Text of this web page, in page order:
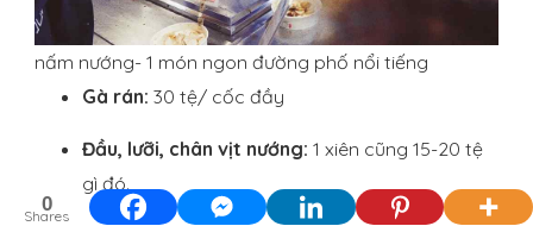
nấm nướng- 1 món ngon đường phố nổi tiếng
Gà rán: 30 tệ/ cốc đầy
Đầu, lưỡi, chân vịt nướng: 1 xiên cũng 15-20 tệ
gì đó.
0
Shares